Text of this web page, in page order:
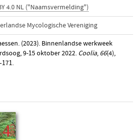
4.0 NL ("Naamsvermelding")
Mycologische Vereniging
(2023). Binnenlandse werkweek
9-15 oktober 2022. Coolia, 66(4),